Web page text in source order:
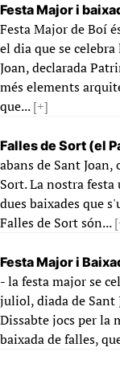
Festa Major i
Festa Major de Boí
el dia que se
Joan, declarada
més elements
que...[+]
Falles de Sort (el
abans de Sant
Sort. La nostra
dues baixades que
Falles de Sort són...
Festa Major i
- la festa major se
juliol, diada de Sant
Dissabte jocs per la
baixada de falles,